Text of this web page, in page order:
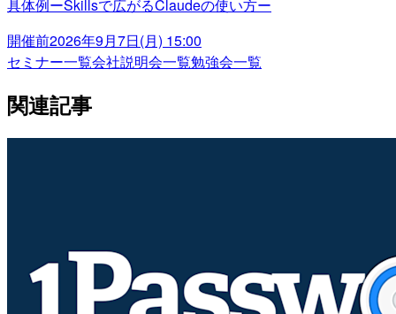
具体例ーSkillsで広がるClaudeの使い方ー
開催前2026年9月7日(月) 15:00
セミナー一覧会社説明会一覧勉強会一覧
関連記事